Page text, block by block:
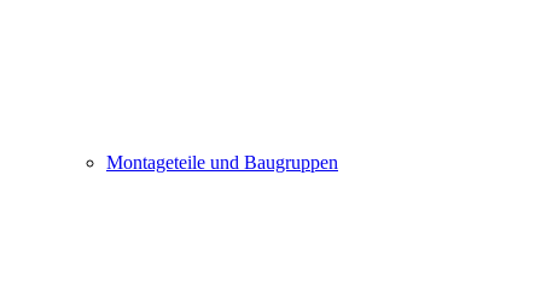
Montageteile und Baugruppen